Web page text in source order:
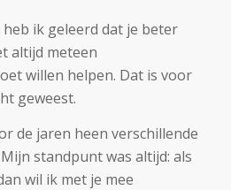
ik geleerd dat je beter
altijd meteen
willen helpen. Dat is voor
geweest.
de jaren heen verschillende
standpunt was altijd: als
wil ik met je mee